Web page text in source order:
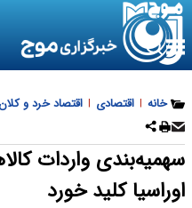
خانه | اقتصادی | اقتصاد خرد و
سهمیه‌بندی واردات
اوراسیا کلید خورد